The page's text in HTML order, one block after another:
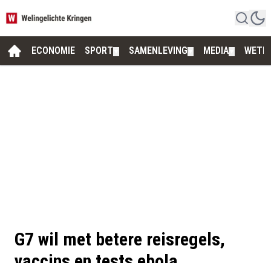
ECONOMIE SPORT SAMENLEVING MEDIA
G7 wil met betere reisregels,